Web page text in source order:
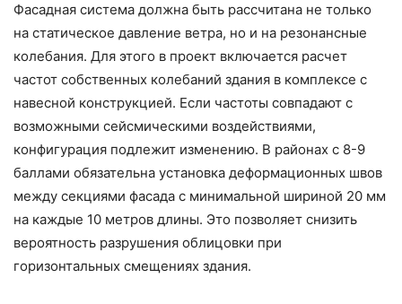
Фасадная система должна быть рассчитана не только
на статическое давление ветра, но и на резонансные
колебания. Для этого в проект включается расчет
частот собственных колебаний здания в комплексе с
навесной конструкцией. Если частоты совпадают с
возможными сейсмическими воздействиями,
конфигурация подлежит изменению. В районах с 8-9
баллами обязательна установка деформационных швов
между секциями фасада с минимальной шириной 20 мм
на каждые 10 метров длины. Это позволяет снизить
вероятность разрушения облицовки при
горизонтальных смещениях здания.